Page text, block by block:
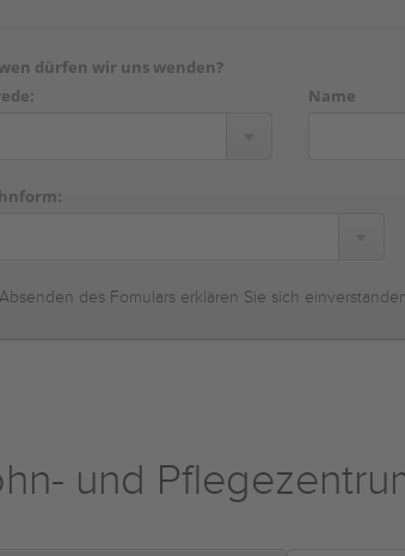
dürfen wir uns wenden?
Name
des Fomulars erklären Sie sich
und